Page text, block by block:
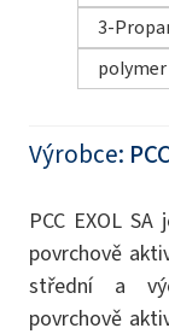
3-
Výrobce:
PCC EXOL
povrchově
střední a
povrchově